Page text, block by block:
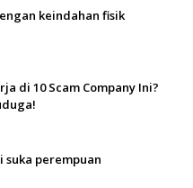
keindahan fisik
di 10 Scam Company Ini?
suka perempuan